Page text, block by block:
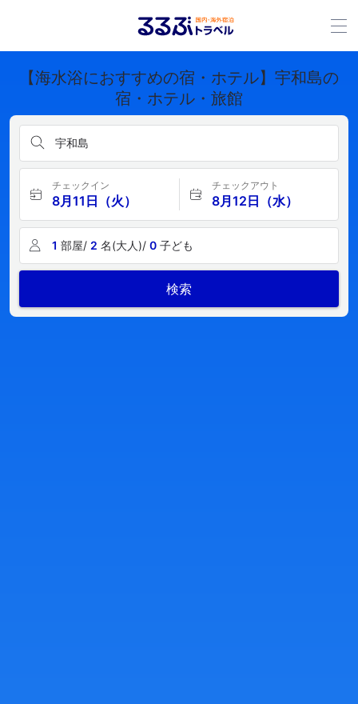
【海水浴におすすめの宿・ホテル】宇和島の
宿・ホテル・旅館
宇和島
チェックイン
8月11日（火）
チェックアウト
8月12日（水）
1 部屋/ 2 名(大人)/ 0 子ども
検索